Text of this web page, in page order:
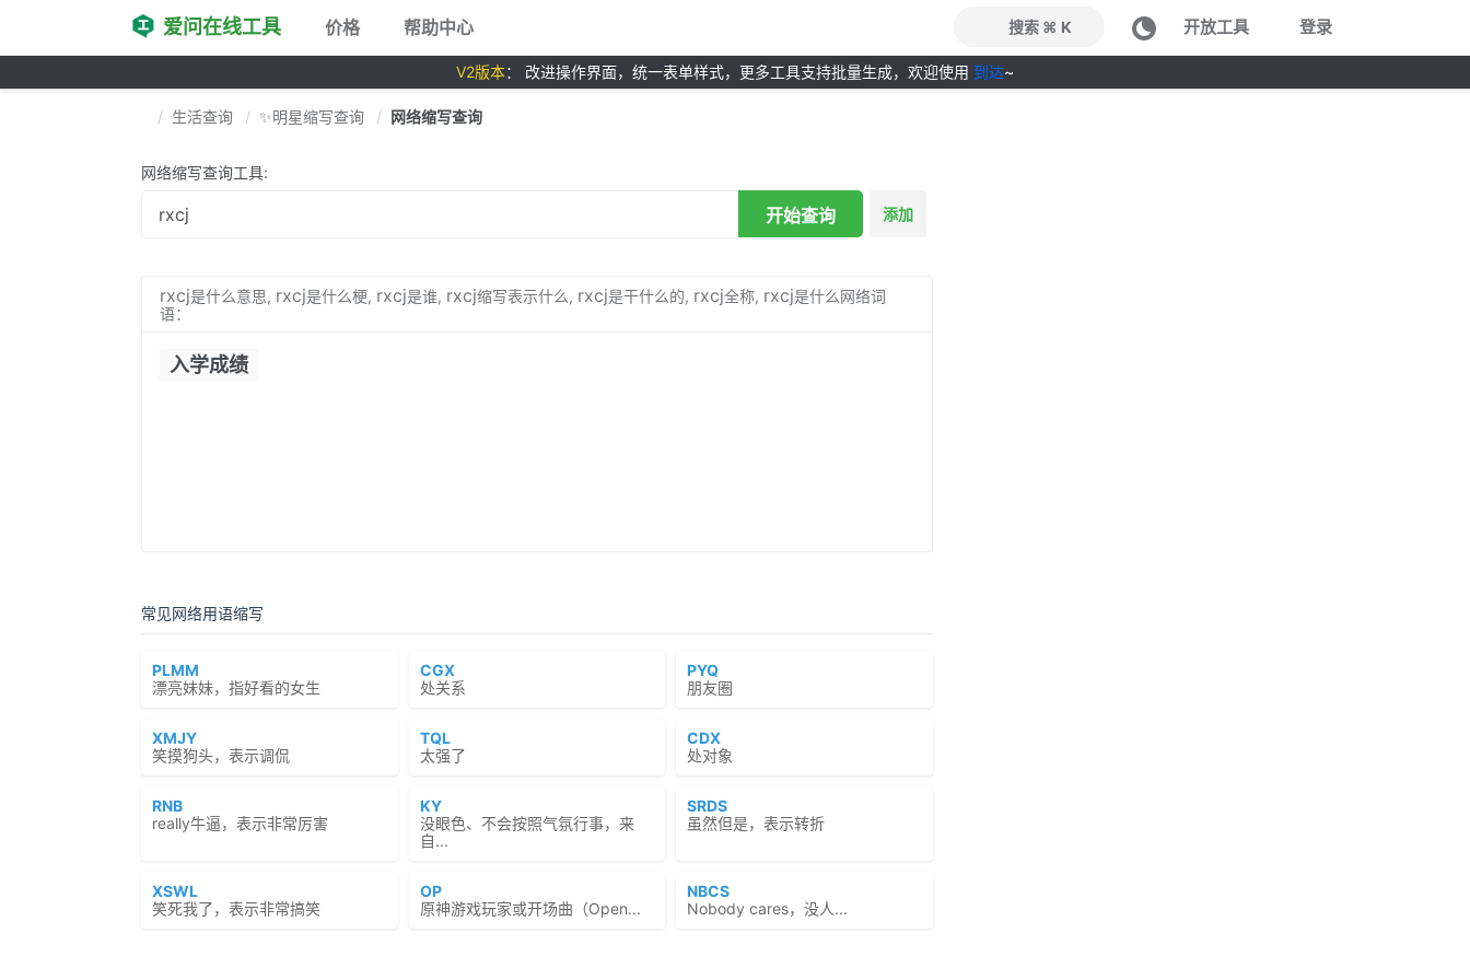
爱问在线工具 价格 帮助中心 搜索 ⌘ K 开放工具 登录
V2版本： 改进操作界面，统一表单样式，更多工具支持批量生成，欢迎使用 到达~
生活查询 ✨明星缩写查询 网络缩写查询
网络缩写查询工具:
开始查询 添加
rxcj是什么意思, rxcj是什么梗, rxcj是谁, rxcj缩写表示什么, rxcj是干什么的, rxcj全称, rxcj是什么网络词
语：
入学成绩
常见网络用语缩写
PLMM
漂亮妹妹，指好看的女生
CGX
处关系
PYQ
朋友圈
XMJY
笑摸狗头，表示调侃
TQL
太强了
CDX
处对象
RNB
really牛逼，表示非常厉害
KY
没眼色、不会按照气氛行事，来
自...
SRDS
虽然但是，表示转折
XSWL
笑死我了，表示非常搞笑
OP
原神游戏玩家或开场曲（Open...
NBCS
Nobody cares，没人...